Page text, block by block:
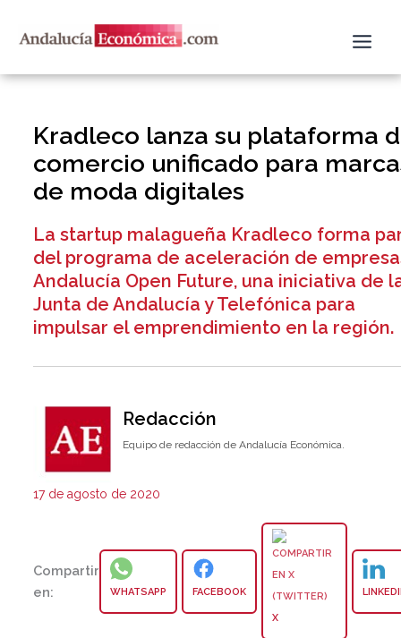
Kradleco lanza su plataforma
comercio unificado para
de moda digitales
La startup malagueña Kradleco forma
del programa de aceleración de
Andalucía Open Future, una iniciativa de
Junta de Andalucía y Telefónica para
impulsar el emprendimiento en la región.
Redacción
Equipo de redacción de Andalucía Económica.
17 de agosto de 2020
Compartir
en:
WHATSAPP FACEBOOK
X